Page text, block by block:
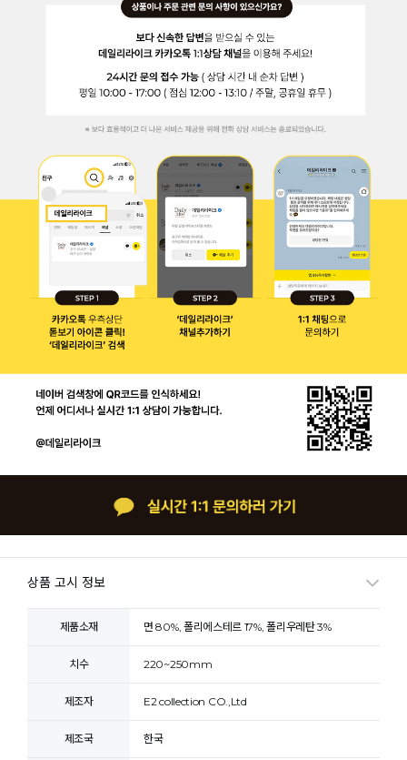
상품 고시 정보
제품소재 면 80%, 폴리에스테르 17%, 폴리우레탄 3%
치수 220~250mm
제조자 E2 collection CO.,Ltd
제조국 한국